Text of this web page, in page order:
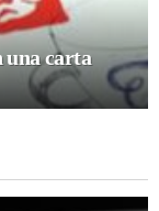
una carta